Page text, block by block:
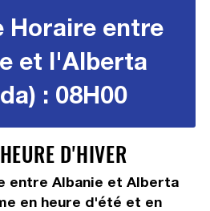
Horaire entre
et l'Alberta
: 08H00
D'HIVER
entre Albanie et Alberta
en heure d'été et en